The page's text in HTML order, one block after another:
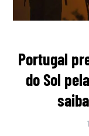
Portugal
do Sol